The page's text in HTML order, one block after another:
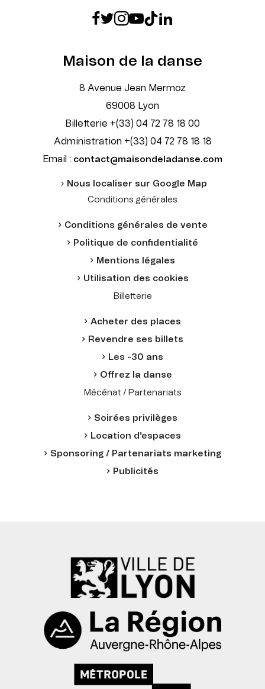
Maison de la danse
8 Avenue Jean Mermoz
69008 Lyon
Billetterie +(33) 04 72 78 18 00
Administration +(33) 04 72 78 18 18
Email : contact@maisondeladanse.com
Nous localiser sur Google Map
Conditions générales
Conditions générales de vente
Politique de confidentialité
Mentions légales
Utilisation des cookies
Billetterie
Acheter des places
Revendre ses billets
Les -30 ans
Offrez la danse
Mécénat / Partenariats
Soirées privilèges
Location d'espaces
Sponsoring / Partenariats marketing
Publicités